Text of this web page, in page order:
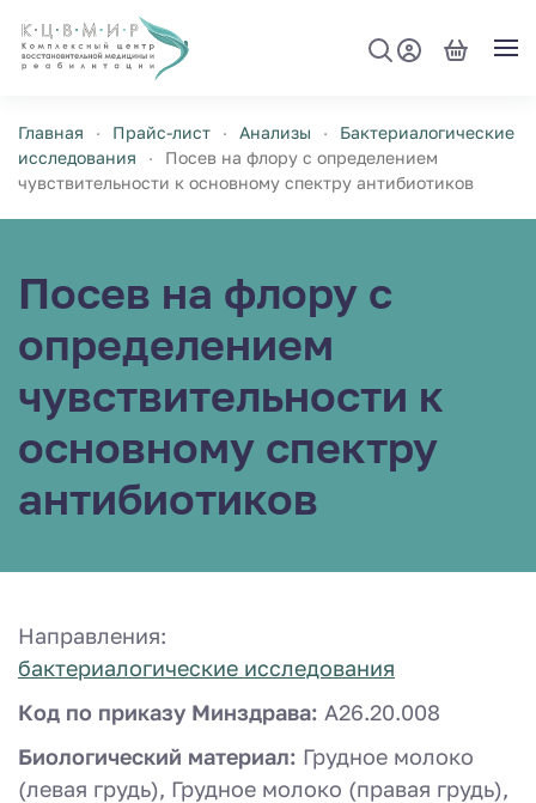
Перейти к содержимому
Главная Прайс-лист Анализы
Бактериалогические
исследования
Посев нa флору c определением
чувствительности к основному спектру антибиотиков
Посев нa флору c
определением
чувствительности к
основному спектру
антибиотиков
Направления:
бактериалогические исследования
Код по приказу Минздрава: A26.20.008
Биологический материал: Грудное молоко
(левая грудь), Грудное молоко (правая грудь),